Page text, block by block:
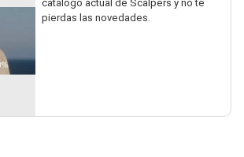
catálogo actual de Scalpers y no te
pierdas las novedades.